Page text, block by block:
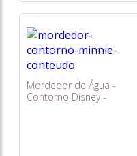
Mordedor de Água -
Contorno Disney -